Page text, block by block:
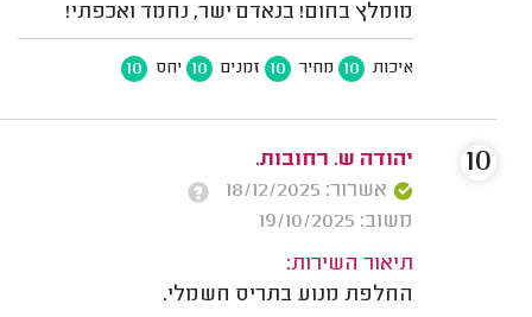
מומלץ בחום! בנאדם ישר, נחמד ואכפתי!
איכות 10 מחיר 10 זמנים 10 יחס 10
יהודה ש. רחובות.
אשרור: 18/12/2025
משוב: 19/10/2025
תיאור השירות:
החלפת מנוע בתריס חשמלי.
10